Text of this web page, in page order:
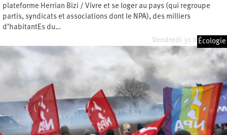
plateforme Herrian Bizi / Vivre et se loger au pays (qui regroupe
partis, syndicats et associations dont le NPA), des milliers
d’habitantEs du…
Vendredi 31 mars 2023
Écologie